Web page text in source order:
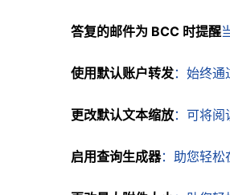
答复的邮件为 BCC 时提醒
使用默认账户转发：始终通
更改默认文本缩放：可将
启用查询生成器：助您轻松